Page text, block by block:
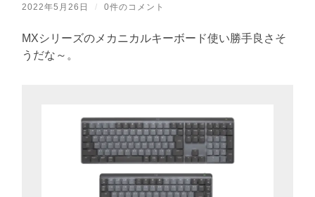
味
日
記
ブ
ロ
グ
を
り
替
え
る
え
る
2022年5月26日 / 0件のコメント
MXシリーズのメカニカルキーボード使い勝手良さそ
うだな～。